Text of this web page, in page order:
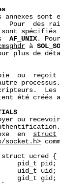
annexes sont
Pour  des
sont
AF_UNIX.
à
plus de
ou
été créés
ou
en
struct
socket.h>
ucred {
pid_t
uid_t
gid_t